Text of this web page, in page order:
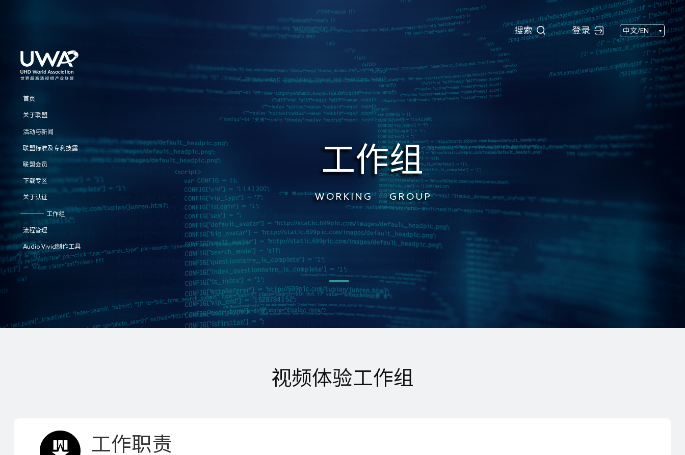
搜索
搜索 登录 中文/EN
首页
关于联盟
活动与新闻
联盟标准及专利披露
联盟会员
下载专区
关于认证
工作组
流程管理
Audio Vivid制作工具
工作组
W O R K I N G G R O U P
视频体验工作组
工作职责